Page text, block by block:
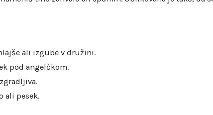
ali izgube v družini.
pod angelčkom.
ali pesek.